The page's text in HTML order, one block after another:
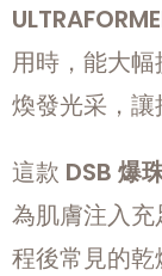
用時，能大
煥發光采，讓
這款 DSB 爆
為肌膚注入充
程後常見的